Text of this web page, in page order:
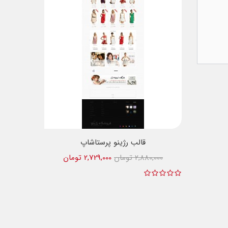
قالب رژینو پرستاشاپ
2,729,000 تومان
2,880,000 تومان